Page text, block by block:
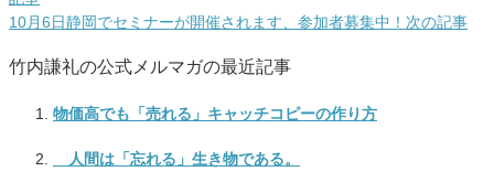
10月6日静岡でセミナーが開催されます、参加者募集中！ 次の記事
竹内謙礼の公式メルマガの最近記事
物価高でも「売れる」キャッチコピーの作り方
人間は「忘れる」生き物である。